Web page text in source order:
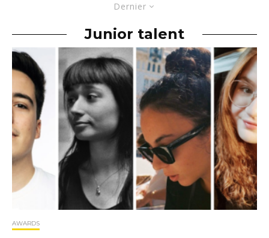
Dernier
Junior talent
AWARDS